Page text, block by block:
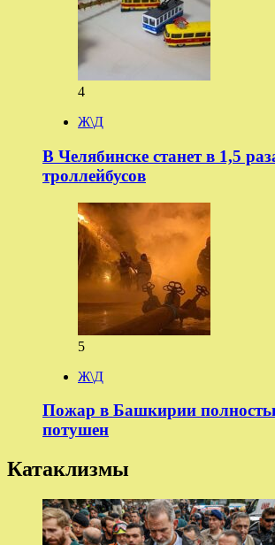
4
Ж\Д
В Челябинске станет в 1,5
троллейбусов
5
Ж\Д
Пожар в Башкирии
потушен
Катаклизмы